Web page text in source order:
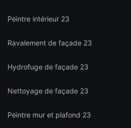
Peintre intérieur 23
Ravalement de façade 23
Hydrofuge de façade 23
Nettoyage de façade 23
Peintre mur et plafond 23